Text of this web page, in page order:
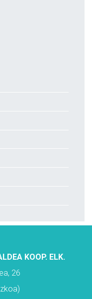
KOOP. ELK.
26